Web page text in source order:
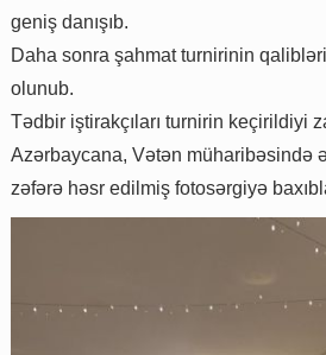
geniş danışıb.
Daha sonra şahmat turnirinin
olunub.
Tədbir iştirakçıları turnirin keçirildiyi
Azərbaycana, Vətən müharibəsində
zəfərə həsr edilmiş fotosərgiyə